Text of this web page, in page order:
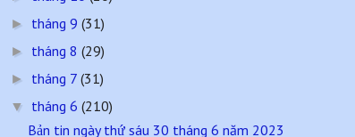
► tháng 9 (31)
► tháng 8 (29)
► tháng 7 (31)
▼ tháng 6 (210)
Bản tin ngày thứ sáu 30 tháng 6 năm 2023